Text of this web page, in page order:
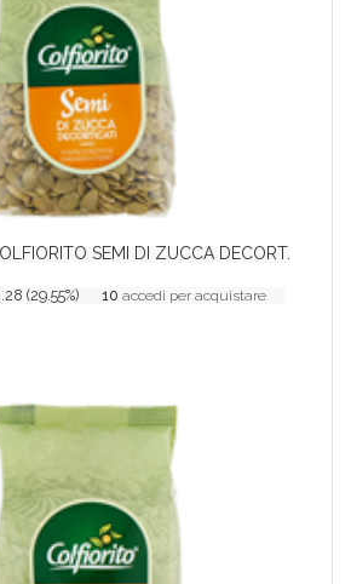
SEMI DI ZUCCA DECORT.
(29.55%) 10 accedi per acquistare